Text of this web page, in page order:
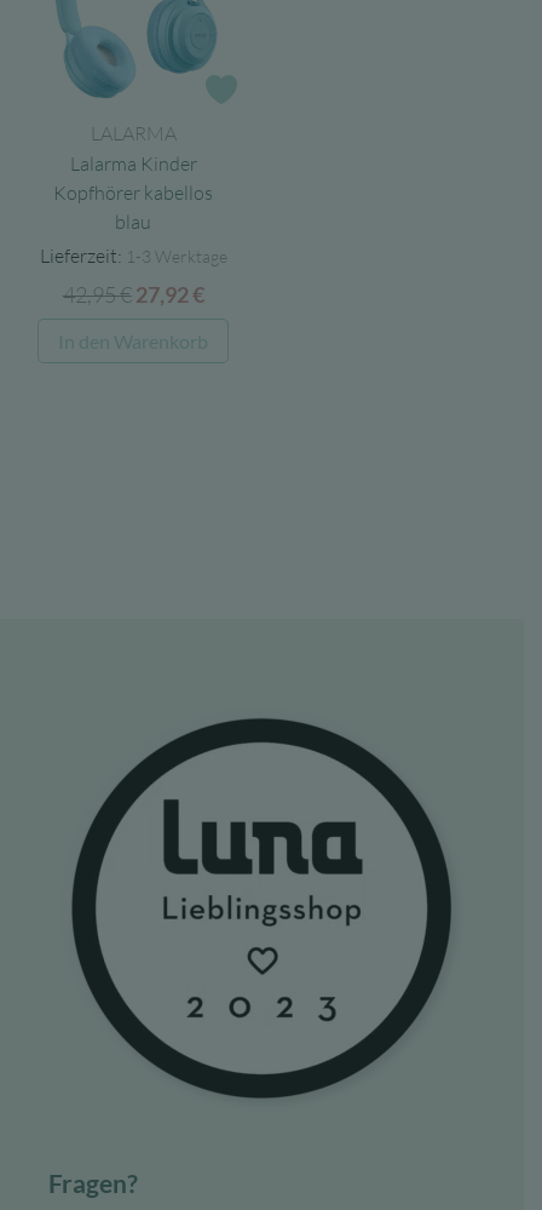
LALARMA
Lalarma Kinder
Kopfhörer kabellos
blau
Lieferzeit: 1-3 Werktage
42,95€ Ursprünglicher
Preis
war:
27,92€Aktueller
Preis
ist:
In den Warenkorb
Fragen?